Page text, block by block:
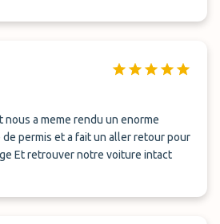
a meme rendu un enorme
permis et a fait un aller retour pour
pas cacher notre voyage Et retrouver notre voiture intact